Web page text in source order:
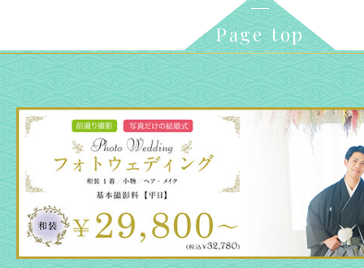
Page top